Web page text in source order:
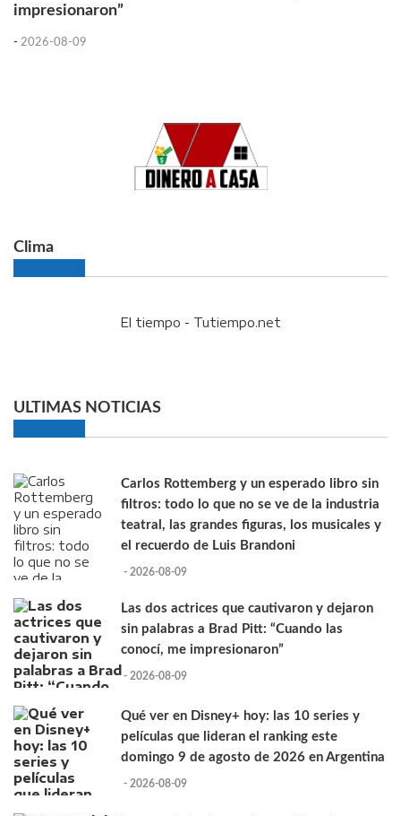
impresionaron”
- 2026-08-09
Clima
El tiempo - Tutiempo.net
ULTIMAS NOTICIAS
Carlos Rottemberg y un esperado libro sin
filtros: todo lo que no se ve de la industria
teatral, las grandes figuras, los musicales y
el recuerdo de Luis Brandoni
- 2026-08-09
Las dos actrices que cautivaron y dejaron
sin palabras a Brad Pitt: “Cuando las
conocí, me impresionaron”
- 2026-08-09
Qué ver en Disney+ hoy: las 10 series y
películas que lideran el ranking este
domingo 9 de agosto de 2026 en Argentina
- 2026-08-09